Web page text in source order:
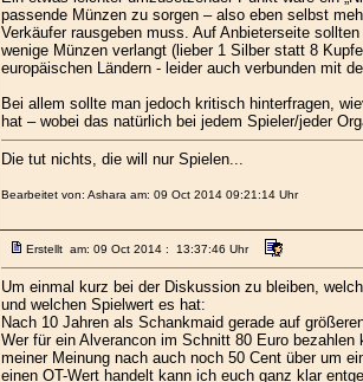
passende Münzen zu sorgen – also eben selbst
Verkäufer rausgeben muss. Auf Anbieterseite
wenige Münzen verlangt (lieber 1 Silber statt 8
europäischen Ländern - leider auch verbunden mit
Bei allem sollte man jedoch kritisch hinterfragen,
hat – wobei das natürlich bei jedem Spieler/jeder
Die tut nichts, die will nur Spielen...
Bearbeitet von: Ashara am: 09 Oct 2014 09:21:14 Uhr
Erstellt am: 09 Oct 2014 : 13:37:46 Uhr
Um einmal kurz bei der Diskussion zu bleiben,
und welchen Spielwert es hat:
Nach 10 Jahren als Schankmaid gerade auf
Wer für ein Alverancon im Schnitt 80 Euro
meiner Meinung nach auch noch 50 Cent über um
einen OT-Wert handelt kann ich euch ganz klar